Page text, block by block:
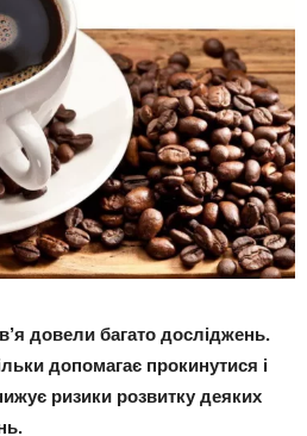
довели багато досліджень.
допомагає прокинутися і
ризики розвитку деяких